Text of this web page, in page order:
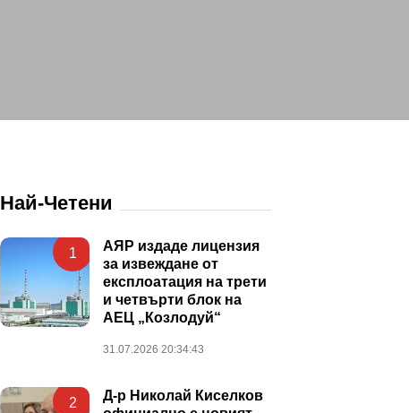
Най-Четени
1
АЯР издаде лицензия
за извеждане от
експлоатация на трети
и четвърти блок на
АЕЦ „Козлодуй“
31.07.2026 20:34:43
2
Д-р Николай Киселков